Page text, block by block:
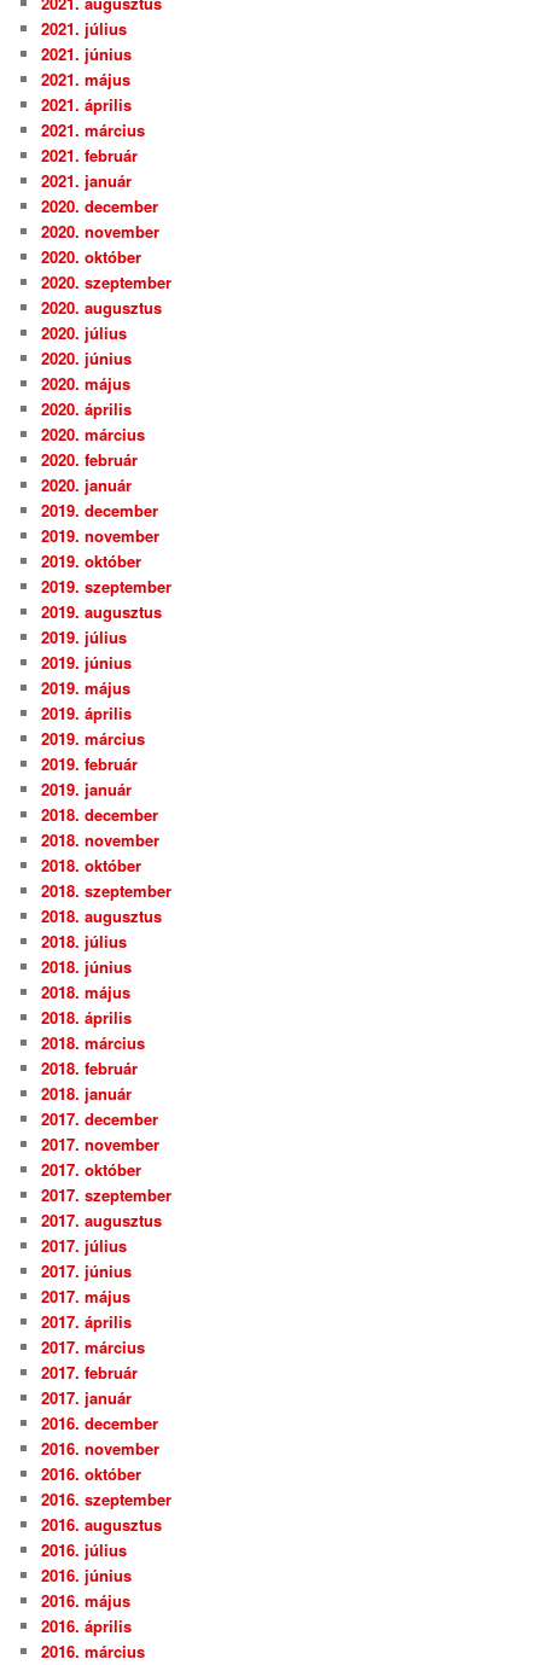
2021. július
2021. június
2021. május
2021. április
2021. március
2021. február
2021. január
2020. december
2020. november
2020. október
2020. szeptember
2020. augusztus
2020. július
2020. június
2020. május
2020. április
2020. március
2020. február
2020. január
2019. december
2019. november
2019. október
2019. szeptember
2019. augusztus
2019. július
2019. június
2019. május
2019. április
2019. március
2019. február
2019. január
2018. december
2018. november
2018. október
2018. szeptember
2018. augusztus
2018. július
2018. június
2018. május
2018. április
2018. március
2018. február
2018. január
2017. december
2017. november
2017. október
2017. szeptember
2017. augusztus
2017. július
2017. június
2017. május
2017. április
2017. március
2017. február
2017. január
2016. december
2016. november
2016. október
2016. szeptember
2016. augusztus
2016. július
2016. június
2016. május
2016. április
2016. március